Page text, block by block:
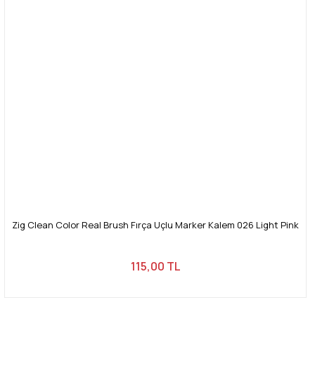
Zig Clean Color Real Brush Fırça Uçlu Marker Kalem 026 Light Pink
115,00 TL